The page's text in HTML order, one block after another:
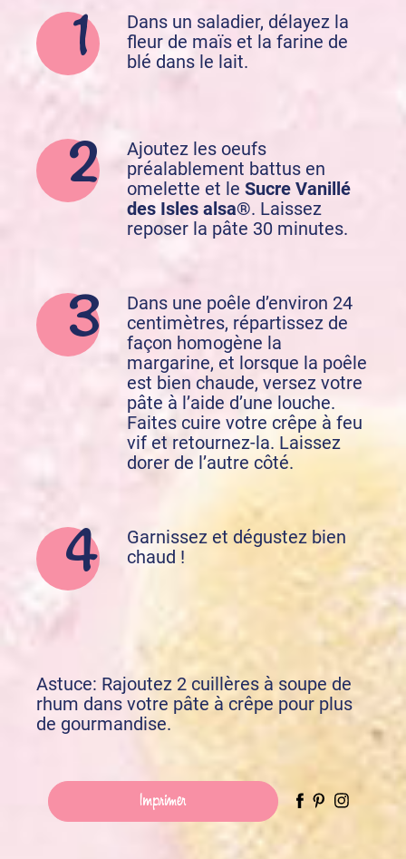
Imprimer
Dans un saladier, délayez la
fleur de maïs et la farine de
blé dans le lait.
Ajoutez les oeufs
préalablement battus en
omelette et le Sucre Vanillé
des Isles alsa®. Laissez
reposer la pâte 30 minutes.
Dans une poêle d’environ 24
centimètres, répartissez de
façon homogène la
margarine, et lorsque la poêle
est bien chaude, versez votre
pâte à l’aide d’une louche.
Faites cuire votre crêpe à feu
vif et retournez-la. Laissez
dorer de l’autre côté.
Garnissez et dégustez bien
chaud !
Astuce: Rajoutez 2 cuillères à soupe de
rhum dans votre pâte à crêpe pour plus
de gourmandise.